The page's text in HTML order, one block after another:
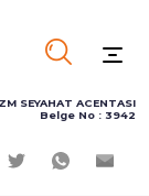
SEYAHAT ACENTASI
Belge No : 3942